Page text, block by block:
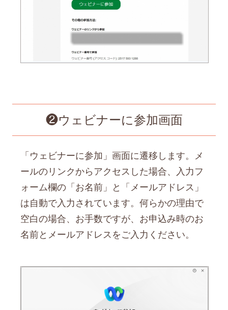
❷ウェビナーに参加画面
「ウェビナーに参加」画面に遷移します。メ
ールのリンクからアクセスした場合、入力フ
ォーム欄の「お名前」と「メールアドレス」
は自動で入力されています。何らかの理由で
空白の場合、お手数ですが、お申込み時のお
名前とメールアドレスをご入力ください。